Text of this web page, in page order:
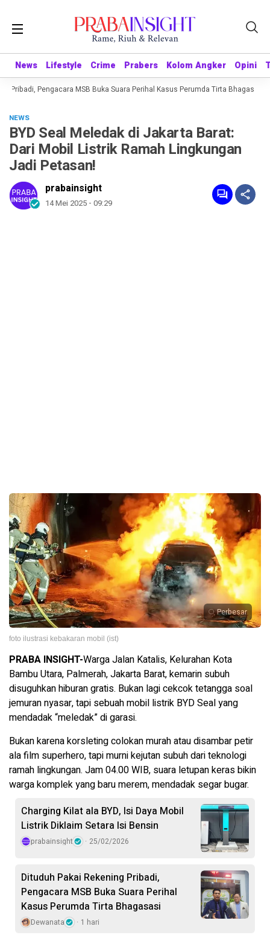
News Lifestyle Crime Prabers Kolom Angker Opini
News Lifestyle Crime Prabers Kolom Angker Opini
Pengacara MSB Buka Suara Perihal Kasus Perumda Tirta Bhagasasi
NEWS
BYD Seal Meledak di Jakarta Barat:
Dari Mobil Listrik Ramah Lingkungan
Jadi Petasan!
prabainsight
14 Mei 2025 - 09:29
Perbesar
foto ilustrasi kebakaran mobil (ist)
PRABA INSIGHT-Warga Jalan Katalis, Kelurahan Kota
Bambu Utara, Palmerah, Jakarta Barat, kemarin subuh
disuguhkan hiburan gratis. Bukan lagi cekcok tetangga soal
jemuran nyasar, tapi sebuah mobil listrik BYD Seal yang
mendadak “meledak” di garasi.
Bukan karena korsleting colokan murah atau disambar petir
ala film superhero, tapi murni kejutan subuh dari teknologi
ramah lingkungan. Jam 04.00 WIB, suara letupan keras bikin
warga komplek yang baru merem, mendadak segar bugar.
Charging Kilat ala BYD, Isi Daya Mobil
Listrik Diklaim Setara Isi Bensin
prabainsight 25/02/2026
Dituduh Pakai Rekening Pribadi,
Pengacara MSB Buka Suara Perihal
Kasus Perumda Tirta Bhagasasi
Dewanata 1 hari